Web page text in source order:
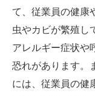
て、従業員の健康
虫やカビが繁殖し
アレルギー症状や
恐れがあります。
には、従業員の健